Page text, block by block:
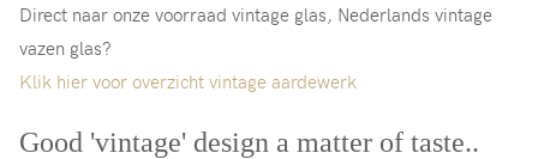
Direct naar onze voorraad vintage glas, Nederlands vintage
vazen glas?
Klik hier voor overzicht vintage aardewerk
Good 'vintage' design a matter of taste..